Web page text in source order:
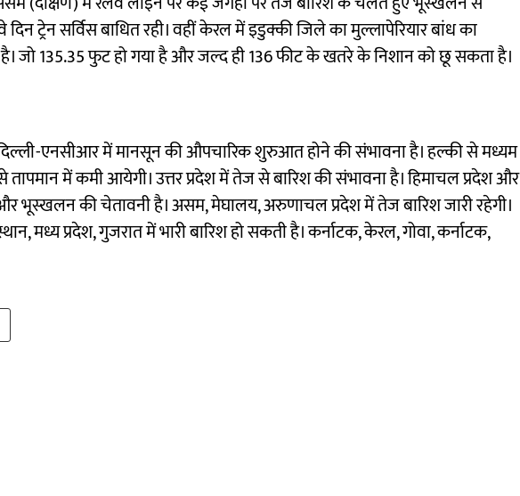
दिन ट्रेन सर्विस बाधित रही। वहीं केरल में इडुक्की जिले का मुल्लापेरियार बांध का
जो 135.35 फुट हो गया है और जल्द ही 136 फीट के खतरे के निशान को छू सकता है।
एनसीआर में मानसून की औपचारिक शुरुआत होने की संभावना है। हल्की से मध्यम
तापमान में कमी आयेगी। उत्तर प्रदेश में तेज से बारिश की संभावना है। हिमाचल प्रदेश और
भूस्खलन की चेतावनी है। असम, मेघालय, अरुणाचल प्रदेश में तेज बारिश जारी रहेगी।
मध्य प्रदेश, गुजरात में भारी बारिश हो सकती है। कर्नाटक, केरल, गोवा, कर्नाटक,